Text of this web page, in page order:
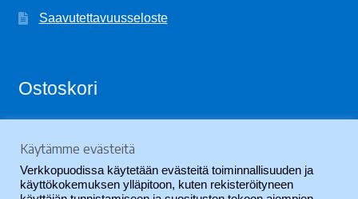
Saavutettavuusseloste
Ostoskori
Ostoskori on tyhjä.
Käytämme evästeitä
Verkkopuodissa käytetään evästeitä toiminnallisuuden ja
käyttökokemuksen ylläpitoon, kuten rekisteröityneen